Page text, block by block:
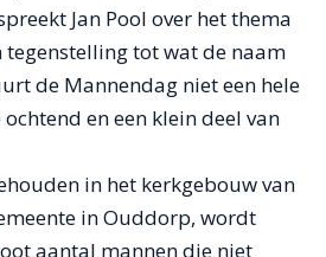
Jan Pool over het thema
tegenstelling tot wat de naam
de Mannendag niet een hele
en een klein deel van
in het kerkgebouw van
in Ouddorp, wordt
aantal mannen die niet